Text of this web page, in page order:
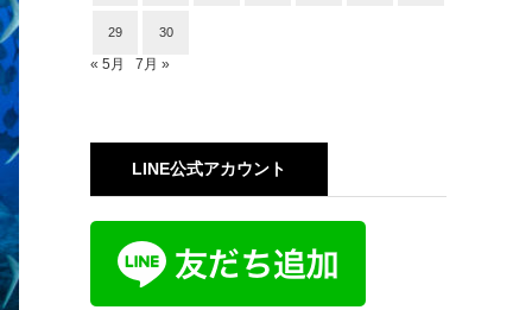
29 30
« 5月 7月 »
LINE公式アカウント